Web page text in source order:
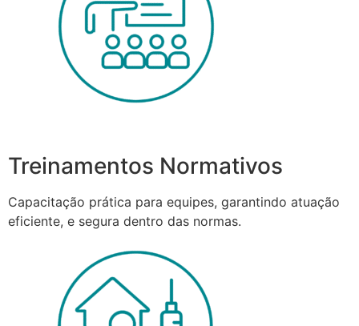
Treinamentos Normativos
Capacitação prática para equipes, garantindo atuação
eficiente, e segura dentro das normas.